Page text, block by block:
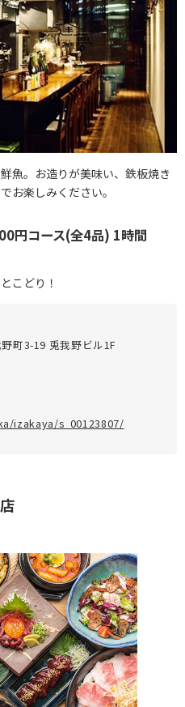
魚。お造りが美味い、鉄板焼き
お楽しみください。
円コース(全4品) 1時間
こどり！
町3-19 兎我野ビル1F
izakaya/s_00123807/